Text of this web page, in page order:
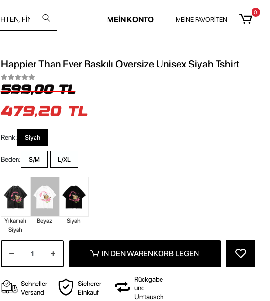
MEİN KONTO MEİNE FAVORİTEN
0
Happier Than Ever Baskılı Oversize Unisex Siyah Tshirt
599,00 TL
479,20 TL
Renk: Siyah
Beden: S/M L/XL
Yıkamalı
Siyah
Beyaz Siyah
IN DEN WARENKORB LEGEN
Schneller
Versand
Sicherer
Einkauf
Rückgabe
und
Umtausch